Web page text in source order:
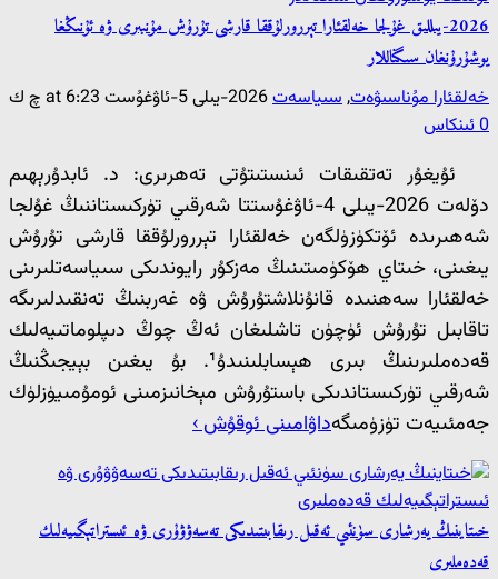
2026-يىللىق غۇلجا خەلقئارا تېررورلۇققا قارشى تۇرۇش مۇنبىرى ۋە ئۇنىڭغا
يوشۇرۇنغان سىگناللار
خەلقئارا مۇناسىۋەت,سىياسەت2026-يىلى 5-ئاۋغۇست at 6:23 چ ك
0 ئىنكاس
ئۇيغۇر تەتقىقات ئىنستىتۇتى تەھرىرى: د. ئابدۇرېھىم
دۆلەت 2026-يىلى 4-ئاۋغۇستتا شەرقىي تۈركىستاننىڭ غۇلجا
شەھىرىدە ئۆتكۈزۈلگەن خەلقئارا تېررورلۇققا قارشى تۇرۇش
يىغىنى، خىتاي ھۆكۈمىتىنىڭ مەزكۇر رايوندىكى سىياسەتلىرىنى
خەلقئارا سەھنىدە قانۇنلاشتۇرۇش ۋە غەربنىڭ تەنقىدلىرىگە
تاقابىل تۇرۇش ئۈچۈن تاشلىغان ئەڭ چوڭ دىپلوماتىيەلىك
قەدەملىرىنىڭ بىرى ھېسابلىنىدۇ¹. بۇ يىغىن بېيجىڭنىڭ
شەرقىي تۈركىستاندىكى باستۇرۇش مېخانىزمىنى ئومۇمىيۈزلۈك
جەمئىيەت تۈزۈمىگەداۋامىنى ئوقۇش ›
خىتاينىڭ يەرشارى سۈنئىي ئەقىل رىقابىتىدىكى تەسەۋۋۇرى ۋە ئىستراتېگىيەلىك
قەدەملىرى